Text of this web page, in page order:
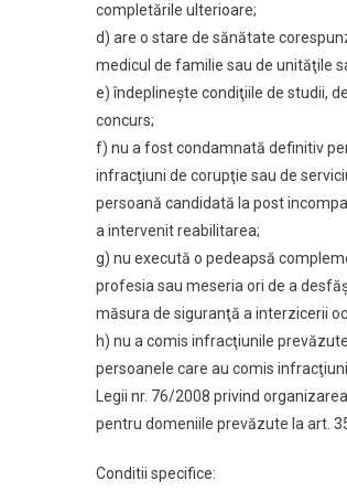
completările ulterioare;
d) are o stare de sănătate
medicul de familie sau de unităţile
e) îndeplineşte condiţiile de studii,
concurs;
f) nu a fost condamnată definitiv
infracţiuni de corupţie sau de
persoană candidată la post
a intervenit reabilitarea;
g) nu execută o pedeapsă
profesia sau meseria ori de a
măsura de siguranţă a interzicerii
h) nu a comis infracţiunile
persoanele care au comis
Legii nr. 76/2008 privind
pentru domeniile prevăzute la art.
Conditii specifice: